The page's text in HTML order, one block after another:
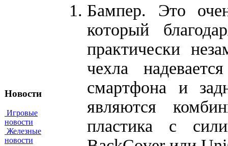
Новости
Игровые
новости
Железные
новости
Бампер. Это
который
практически
чехла
смартфона и
являются
пластика с